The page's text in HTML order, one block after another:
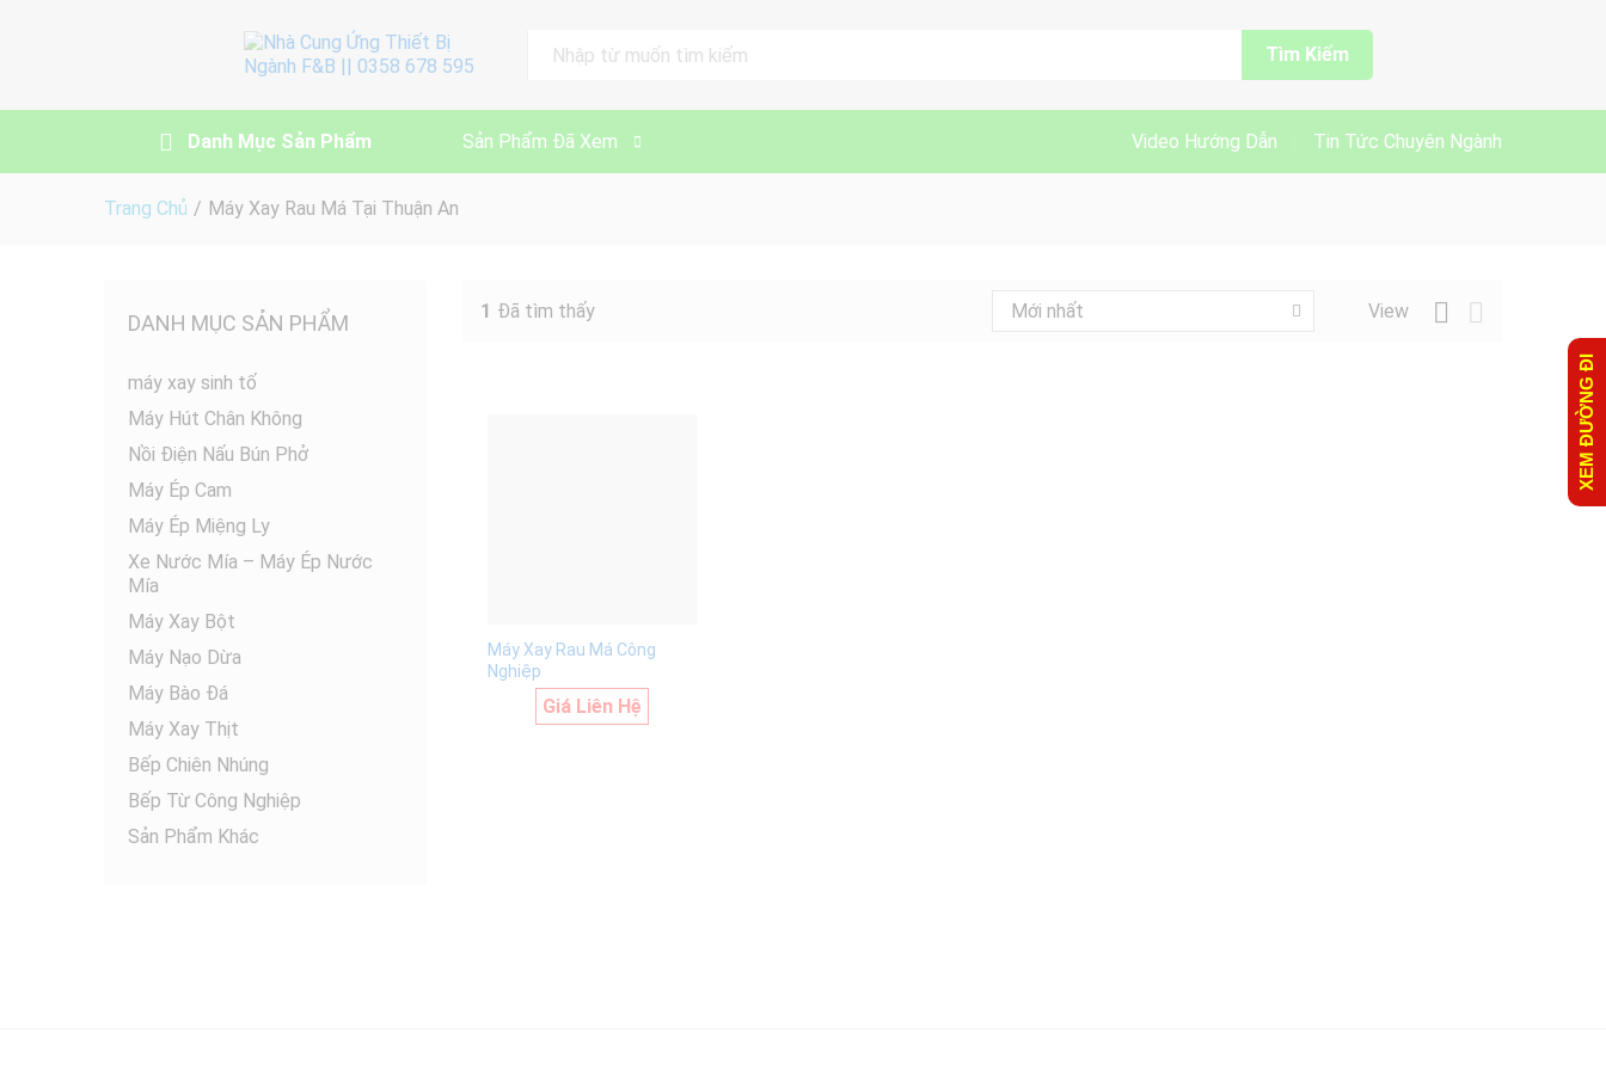
Tìm Kiếm
Danh Mục Sản Phẩm Sản Phẩm Đã Xem Video Hướng Dẫn Tin Tức Chuyên Ngành
Trang Chủ / Máy Xay Rau Má Tại Thuận An
1 Đã tìm thấy View
Mới nhất
Máy Xay Rau Má Công
Nghiệp
Giá Liên Hệ
DANH MỤC SẢN PHẨM
máy xay sinh tố
Máy Hút Chân Không
Nồi Điện Nấu Bún Phở
Máy Ép Cam
Máy Ép Miệng Ly
Xe Nước Mía – Máy Ép Nước
Mía
Máy Xay Bột
Máy Nạo Dừa
Máy Bào Đá
Máy Xay Thịt
Bếp Chiên Nhúng
Bếp Từ Công Nghiệp
Sản Phẩm Khác
XEM ĐƯỜNG ĐI